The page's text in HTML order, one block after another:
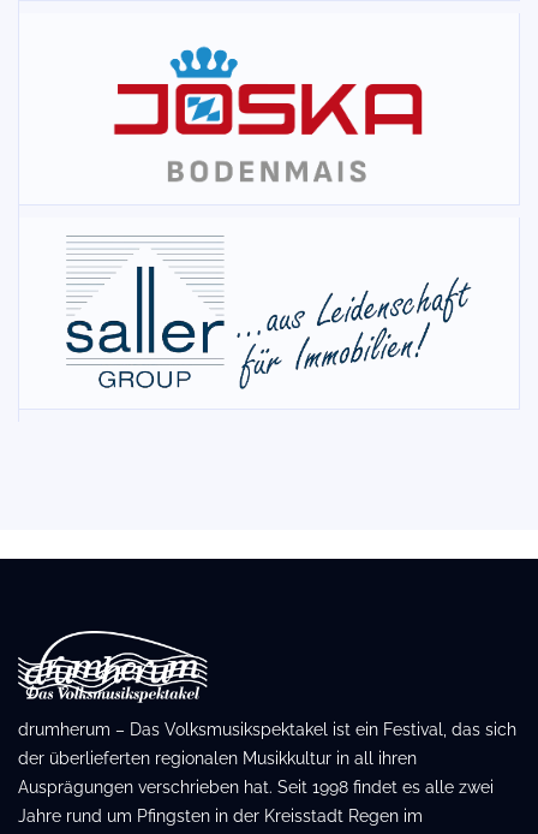
drumherum – Das Volksmusikspektakel ist ein Festival, das sich
der überlieferten regionalen Musikkultur in all ihren
Ausprägungen verschrieben hat. Seit 1998 findet es alle zwei
Jahre rund um Pfingsten in der Kreisstadt Regen im